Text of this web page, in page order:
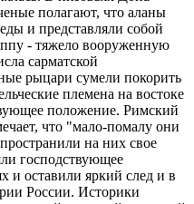
полагают, что аланы
и представляли собой
- тяжело вооруженную
сарматской
рыцари сумели покорить
племена на востоке
положение. Римский
что "мало-помалу они
на них свое
господствующее
и оставили яркий след и в
России. Историки